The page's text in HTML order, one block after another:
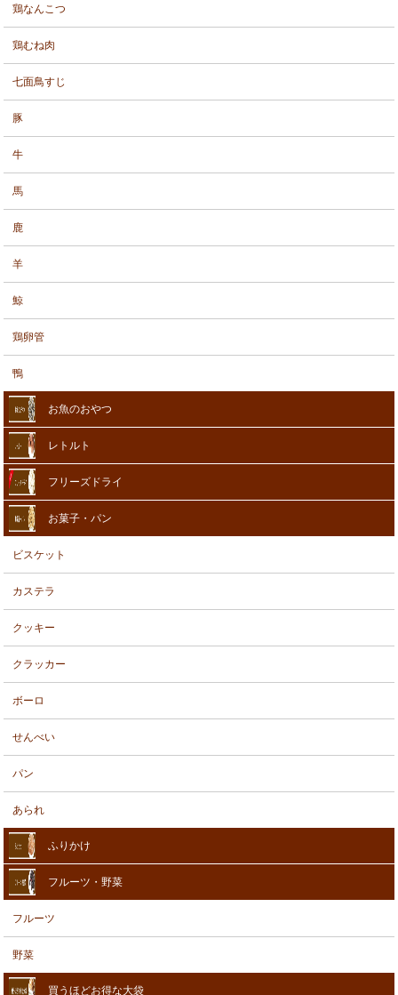
鶏なんこつ
鶏むね肉
七面鳥すじ
豚
牛
馬
鹿
羊
鯨
鶏卵管
鴨
お魚のおやつ
レトルト
フリーズドライ
お菓子・パン
ビスケット
カステラ
クッキー
クラッカー
ボーロ
せんべい
パン
あられ
ふりかけ
フルーツ・野菜
フルーツ
野菜
買うほどお得な大袋